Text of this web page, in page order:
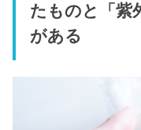
たものと「紫
がある